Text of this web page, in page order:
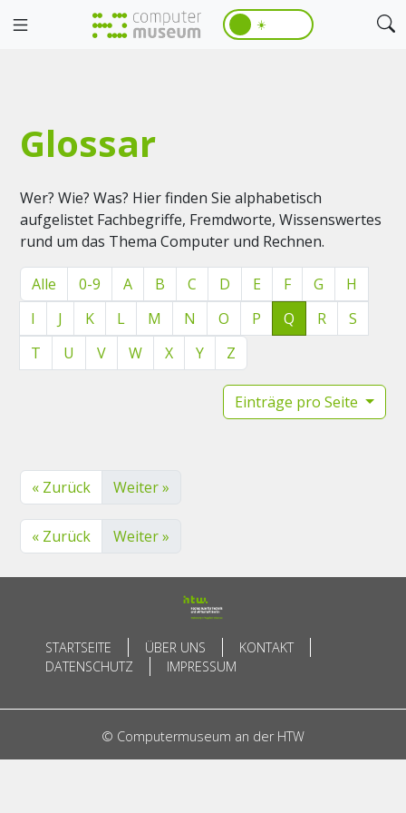
☀️
Glossar
Wer? Wie? Was? Hier finden Sie alphabetisch
aufgelistet Fachbegriffe, Fremdworte, Wissenswertes
rund um das Thema Computer und Rechnen.
Alle 0-9 A B C D E F G
H
I
J K L M N O P Q R
S
T
U V W X Y Z
Einträge pro Seite
« Zurück Weiter »
« Zurück Weiter »
STARTSEITE ÜBER UNS
KONTAKT
DATENSCHUTZ
IMPRESSUM
© Computermuseum an der HTW